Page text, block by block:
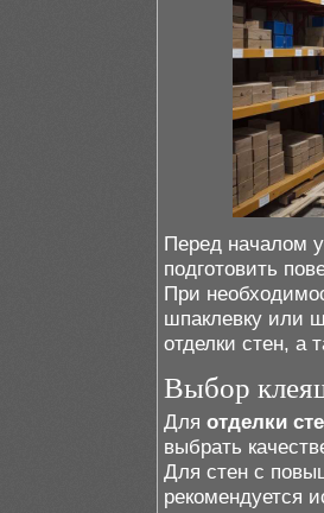
Перед началом
подготовить
При
шпаклевку или
отделки стен, а
Выбор
Для отделки
выбрать
Для стен с
рекомендуется